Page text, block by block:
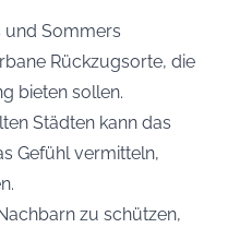
und Sommers
Rückzugsorte, die
bieten sollen.
Städten kann das
Gefühl vermitteln,
zu schützen,